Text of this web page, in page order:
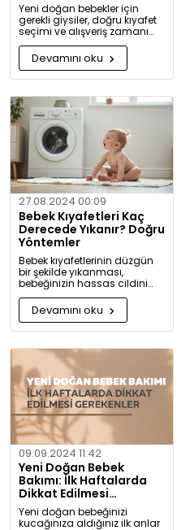
Yeni doğan bebekler için
gerekli giysiler, doğru kıyafet
seçimi ve alışveriş zamanı
hakkında kapsamlı bilgiler ve
tavsiyeler.
Devamını oku
27.08.2024 00:09
Bebek Kıyafetleri Kaç
Derecede Yıkanır? Doğru
Yöntemler
Bebek kıyafetlerinin düzgün
bir şekilde yıkanması,
bebeğinizin hassas cildini
korumak için oldukça
önemlidir. Bu rehberde, bebek
giysilerinizi nasıl ve hangi
koşullarda yıkamanız
bilgiler bulacaksınız.
Devamını oku
09.09.2024 11:42
Yeni Doğan Bebek
Bakımı: İlk Haftalarda
Dikkat Edilmesi
Gerekenler
Yeni doğan bebeğinizi
kucağınıza aldığınız ilk anlar